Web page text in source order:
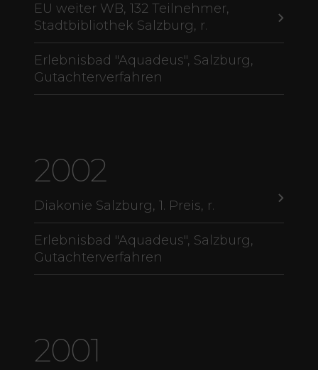
EU weiter WB, 132 Teilnehmer,
Stadtbibliothek Salzburg, r.
Erlebnisbad "Aquadeus", Salzburg,
Gutachterverfahren
2002
Diakonie Salzburg, 1. Preis, r.
Erlebnisbad "Aquadeus", Salzburg,
Gutachterverfahren
2001